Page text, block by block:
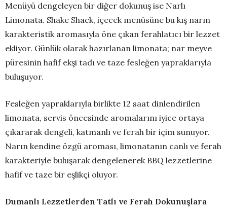
Menüyü dengeleyen bir diğer dokunuş ise Narlı
Limonata. Shake Shack, içecek menüsüne bu kış narın
karakteristik aromasıyla öne çıkan ferahlatıcı bir lezzet
ekliyor. Günlük olarak hazırlanan limonata; nar meyve
püresinin hafif ekşi tadı ve taze fesleğen yapraklarıyla
buluşuyor.
Fesleğen yapraklarıyla birlikte 12 saat dinlendirilen
limonata, servis öncesinde aromalarını iyice ortaya
çıkararak dengeli, katmanlı ve ferah bir içim sunuyor.
Narın kendine özgü aroması, limonatanın canlı ve ferah
karakteriyle buluşarak dengelenerek BBQ lezzetlerine
hafif ve taze bir eşlikçi oluyor.
Dumanlı Lezzetlerden Tatlı ve Ferah Dokunuşlara